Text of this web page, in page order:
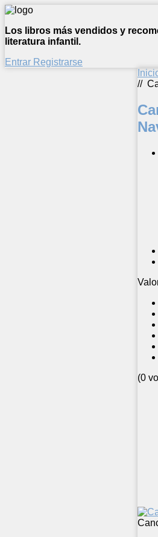
Los libros más vendidos y
literatura infantil.
Entrar Registrarse
//
(0